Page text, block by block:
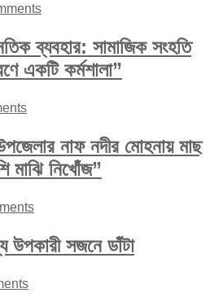
ব্যবহার: সামাজিক সংহতি
একটি কর্মশালা”
নাফ নদীর মোহনায় মাছ
মাঝি নিখোঁজ”
উপকারী সজনে ডাঁটা